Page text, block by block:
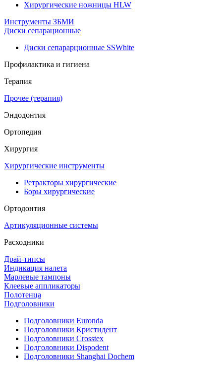
Хирургические ножницы HLW
Инструменты ЗБМИ
Диски сепарационные
Диски сепарарционные SSWhite
Профилактика и гигиена
Терапия
Прочее (терапия)
Эндодонтия
Ортопедия
Хирургия
Хирургические инструменты
Ретракторы хирургические
Боры хирургические
Ортодонтия
Артикуляционные системы
Расходники
Драй-типсы
Индикация налета
Марлевые тампоны
Клеевые аппликаторы
Полотенца
Подголовники
Подголовники Euronda
Подголовники Кристидент
Подголовники Crosstex
Подголовники Dispodent
Подголовники Shanghai Dochem